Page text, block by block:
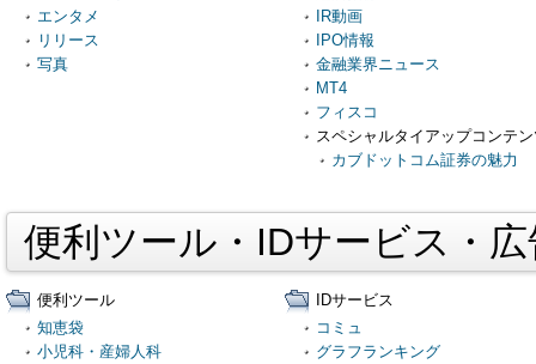
エンタメ
リリース
写真
IR動画
IPO情報
金融業界ニュース
MT4
フィスコ
スペシャルタイアップコンテ
カブドットコム証券の魅力
便利ツール・IDサービス・
便利ツール
知恵袋
小児科・産婦人科
IDサービス
コミュ
グラフランキング